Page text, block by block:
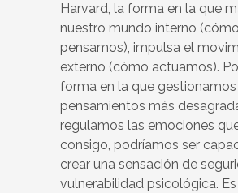
Harvard, la forma en la que
nuestro mundo interno (cómo
pensamos), impulsa el
externo (cómo actuamos).
forma en la que
pensamientos más
regulamos las emociones
consigo, podríamos ser
crear una sensación de
vulnerabilidad psicológica. Es